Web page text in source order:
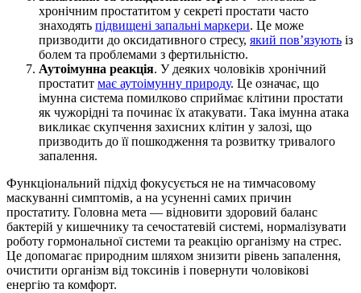
хронічним простатитом у секреті простати часто
знаходять підвищені запальні маркери. Це може
призводити до оксидативного стресу, який пов’язують із
болем та проблемами з фертильністю.
Аутоімунна реакція. У деяких чоловіків хронічний
простатит має аутоімунну природу. Це означає, що
імунна система помилково сприймає клітини простати
як чужорідні та починає їх атакувати. Така імунна атака
викликає скупчення захисних клітин у залозі, що
призводить до її пошкодження та розвитку тривалого
запалення.
Функціональний підхід фокусується не на тимчасовому
маскуванні симптомів, а на усуненні самих причин
простатиту. Головна мета — відновити здоровий баланс
бактерій у кишечнику та сечостатевій системі, нормалізувати
роботу гормональної системи та реакцію організму на стрес.
Це допомагає природним шляхом знизити рівень запалення,
очистити організм від токсинів і повернути чоловікові
енергію та комфорт.